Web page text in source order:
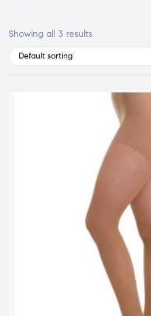
Showing all 3 results
Default sorting